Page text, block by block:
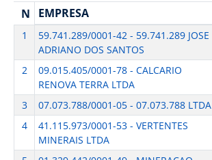
N EMPRESA
1
59.741.289/0001-42 - 59.741.289 JOSE
ADRIANO DOS SANTOS
2
09.015.405/0001-78 - CALCARIO
RENOVA TERRA LTDA
3 07.073.788/0001-05 - 07.073.788 LTDA
4
41.115.973/0001-53 - VERTENTES
MINERAIS LTDA